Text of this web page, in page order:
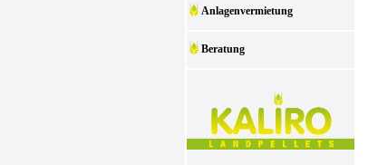
Anlagenvermietung
Beratung